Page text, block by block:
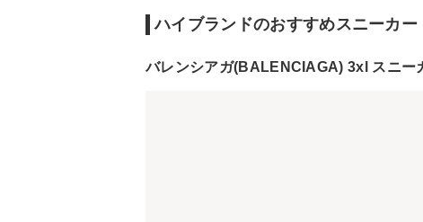
ハイブランドのおすすめスニーカー
バレンシアガ(BALENCIAGA) 3xl スニー